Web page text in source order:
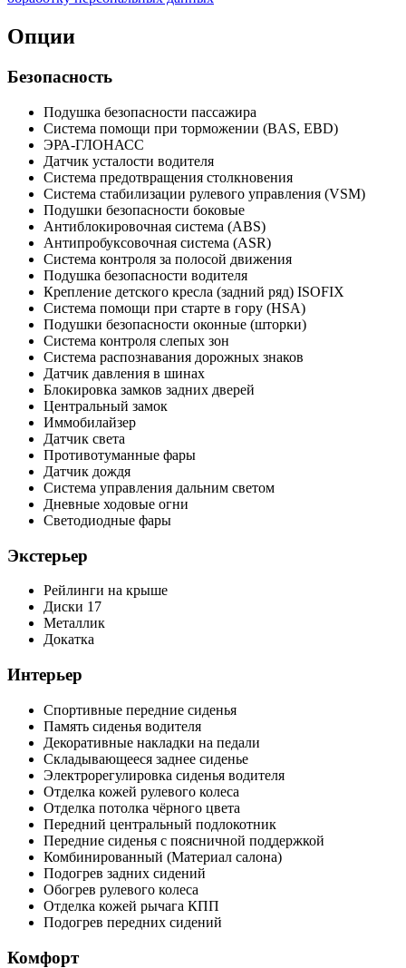
Опции
Безопасность
Подушка безопасности пассажира
Система помощи при торможении (BAS, EBD)
ЭРА-ГЛОНАСС
Датчик усталости водителя
Система предотвращения столкновения
Система стабилизации рулевого управления (VSM)
Подушки безопасности боковые
Антиблокировочная система (ABS)
Антипробуксовочная система (ASR)
Система контроля за полосой движения
Подушка безопасности водителя
Крепление детского кресла (задний ряд) ISOFIX
Система помощи при старте в гору (HSA)
Подушки безопасности оконные (шторки)
Система контроля слепых зон
Система распознавания дорожных знаков
Датчик давления в шинах
Блокировка замков задних дверей
Центральный замок
Иммобилайзер
Датчик света
Противотуманные фары
Датчик дождя
Система управления дальним светом
Дневные ходовые огни
Светодиодные фары
Экстерьер
Рейлинги на крыше
Диски 17
Металлик
Докатка
Интерьер
Спортивные передние сиденья
Память сиденья водителя
Декоративные накладки на педали
Складывающееся заднее сиденье
Электрорегулировка сиденья водителя
Отделка кожей рулевого колеса
Отделка потолка чёрного цвета
Передний центральный подлокотник
Передние сиденья с поясничной поддержкой
Комбинированный (Материал салона)
Подогрев задних сидений
Обогрев рулевого колеса
Отделка кожей рычага КПП
Подогрев передних сидений
Комфорт